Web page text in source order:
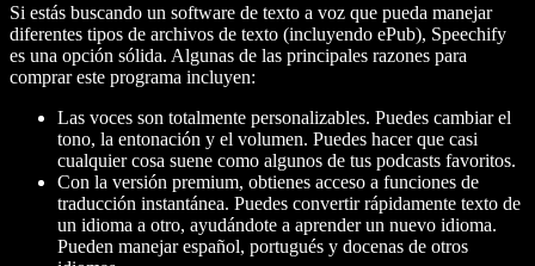
Si estás buscando un software de texto a voz que pueda manejar
diferentes tipos de archivos de texto (incluyendo ePub), Speechify
es una opción sólida. Algunas de las principales razones para
comprar este programa incluyen:
Las voces son totalmente personalizables. Puedes cambiar el
tono, la entonación y el volumen. Puedes hacer que casi
cualquier cosa suene como algunos de tus podcasts favoritos.
Con la versión premium, obtienes acceso a funciones de
traducción instantánea. Puedes convertir rápidamente texto de
un idioma a otro, ayudándote a aprender un nuevo idioma.
Pueden manejar español, portugués y docenas de otros